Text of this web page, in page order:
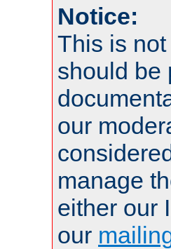
Notice:
This is
should be
our
manage
either our
our